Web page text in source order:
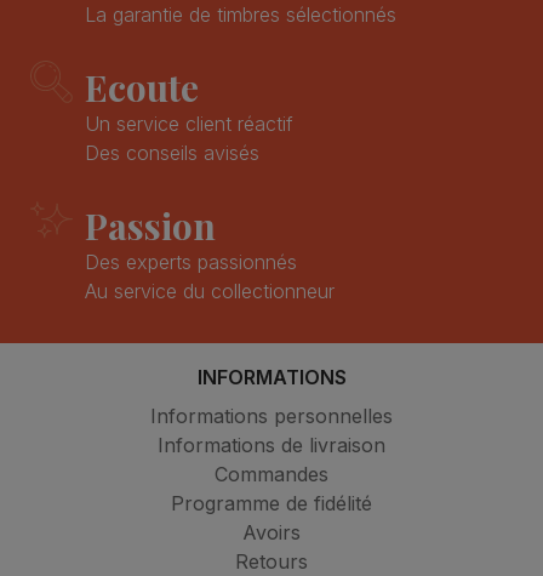
La garantie de timbres sélectionnés
Ecoute
Un service client réactif
Des conseils avisés
Passion
Des experts passionnés
Au service du collectionneur
INFORMATIONS
Informations personnelles
Informations de livraison
Commandes
Programme de fidélité
Avoirs
Retours